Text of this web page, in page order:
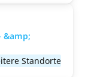
&amp;
Standorte